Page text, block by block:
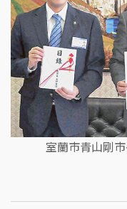
室蘭市青山剛